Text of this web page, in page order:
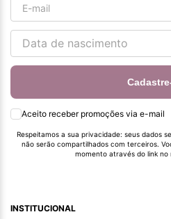
Aceito receber promoções via e-mail
Respeitamos a sua privacidade: seus dados
não serão compartilhados com terceiros.
momento através do link no
INSTITUCIONAL